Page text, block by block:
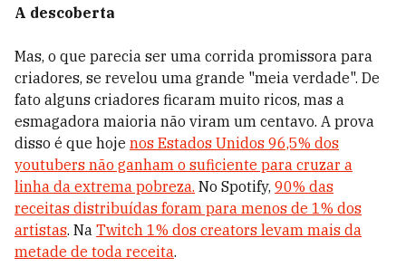
A descoberta
Mas, o que parecia ser uma corrida promissora para
criadores, se revelou uma grande "meia verdade". De
fato alguns criadores ficaram muito ricos, mas a
esmagadora maioria não viram um centavo. A prova
disso é que hoje nos Estados Unidos 96,5% dos
youtubers não ganham o suficiente para cruzar a
linha da extrema pobreza. No Spotify, 90% das
receitas distribuídas foram para menos de 1% dos
artistas. Na Twitch 1% dos creators levam mais da
metade de toda receita.